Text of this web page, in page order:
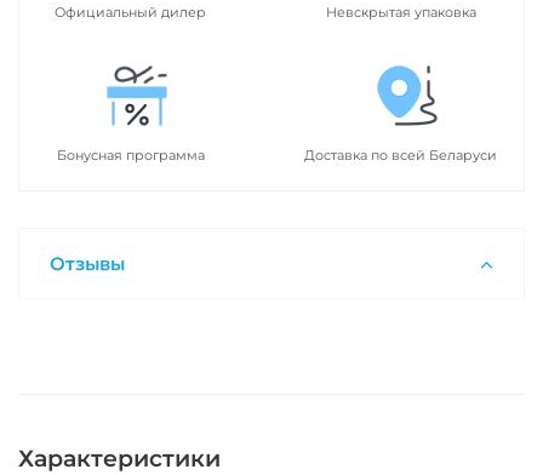
Официальный дилер Невскрытая упаковка
Бонусная программа Доставка по всей Беларуси
Отзывы
Характеристики